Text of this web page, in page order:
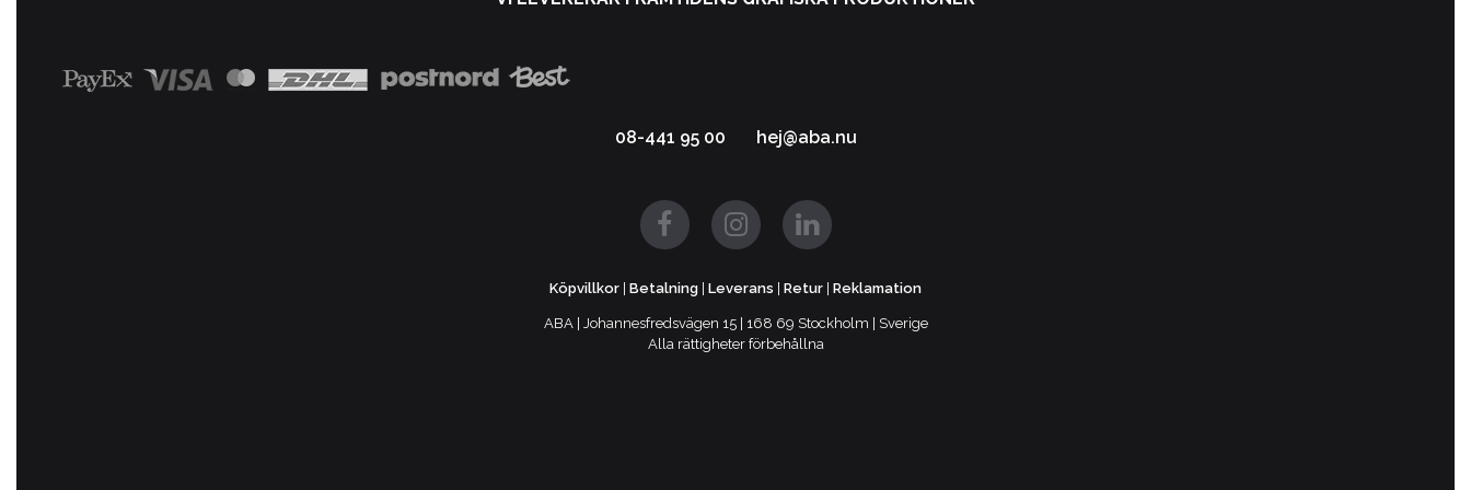
08-441 95 00 hej@aba.nu
Köpvillkor Betalning Leverans Retur Reklamation
ABA | Johannesfredsvägen 15 | 168 69 Stockholm | Sverige
Alla rättigheter förbehållna